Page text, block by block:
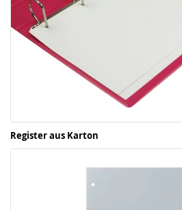
Register aus Karton